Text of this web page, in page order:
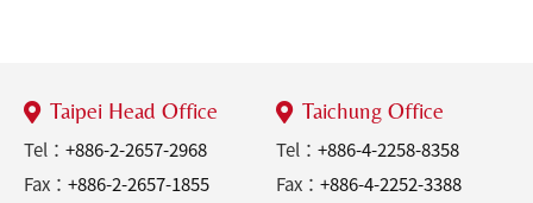
Taipei Head Office
Tel： +886-2-2657-2968
Fax： +886-2-2657-1855
Taichung Office
Tel： +886-4-2258-8358
Fax： +886-4-2252-3388